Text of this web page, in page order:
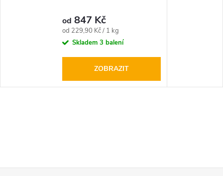
od 847 Kč
Měrná
cena:
od 229,90 Kč / 1 kg
Skladem 3 balení
ZOBRAZIT